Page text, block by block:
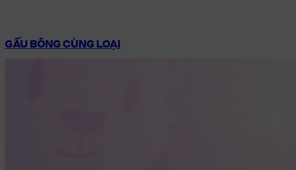
GẤU BÔNG CÙNG LOẠI